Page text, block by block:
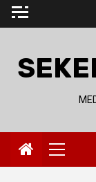
Skip
Primary
Menu